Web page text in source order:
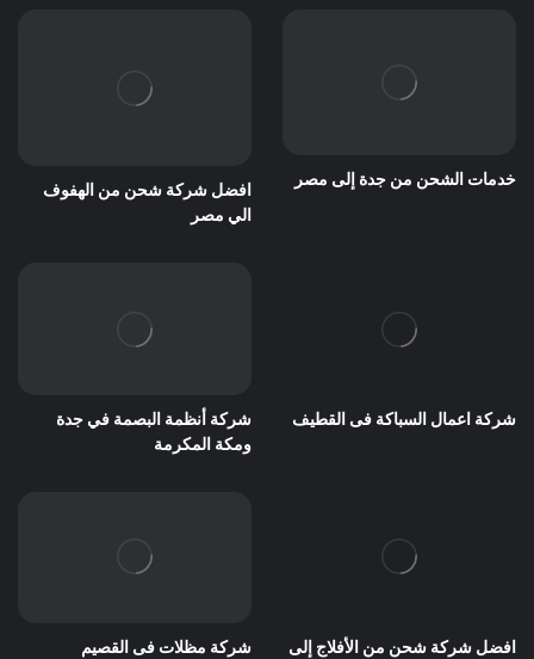
خدمات الشحن من جدة إلى مصر
افضل شركة شحن من الهفوف
الي مصر
شركة اعمال السباكة فى القطيف
شركة أنظمة البصمة في جدة
ومكة المكرمة
افضل شركة شحن من الأفلاج إلى
شركة مظلات فى القصيم